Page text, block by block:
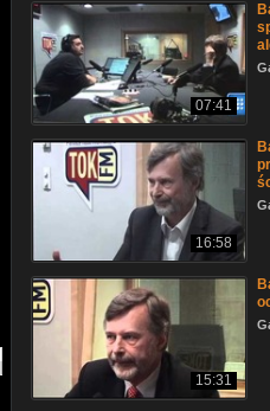
07:41
16:58
15:31